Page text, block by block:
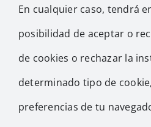
En cualquier caso, tendrá
posibilidad de aceptar o
de cookies o rechazar la
determinado tipo de
preferencias de tu